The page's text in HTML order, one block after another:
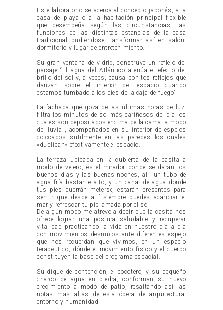
Este laboratorio se acerca al concepto japonés, a la
casa de playa o a la habitación principal flexible
que desempeña según las circunstancias, las
funciones de las distintas estancias de la casa
tradicional pudiéndose transformar así en salón,
dormitorio y lugar de entretenimiento.
Su gran ventana de vidrio, construye un reflejo del
paisaje “El agua del Atlántico atenúa el efecto del
brillo del sol y, a veces, causa bonitos reflejos que
danzan sobre el interior del espacio cuando
estamos tumbado a los pies de la caja de fuego”.
La fachada que goza de las últimas horas de luz,
filtra los minutos de sol más cariñosos del día los
cuales son depositados encima de la cama, a modo
de lluvia , acompañados en su interior de espejos
colocados sutilmente en las paredes los cuales
«duplican» efectivamente el espacio.
La terraza ubicada en la cubierta de la casita a
modo de velero, es el mirador donde se darán los
buenos días y las buenas noches, allí un tubo de
agua fría bastante alto, y un canal de agua donde
tus pies querrán meterse, estarán presentes para
sentir que desde allí siempre puedes acariciar el
mar y refrescar tu piel amada por el sol.
De algún modo me atrevo a decir que la casita nos
ofrece lograr una postura saludable y recuperar
vitalidad practicando la vida en nuestro día a día
con movimientos desnudos ante diferentes espejo
que nos recuerdan que vivimos, en un espacio
terapéutico, dónde el movimiento físico y el cuerpo
constituyen la base del programa espacial.
Su dique de contención, el cocotero, y su pequeño
charco de agua en piedra, conforman su nuevo
crecimiento a modo de patio, resaltando así las
notas más altas de esta ópera de arquitectura,
entorno y humanidad